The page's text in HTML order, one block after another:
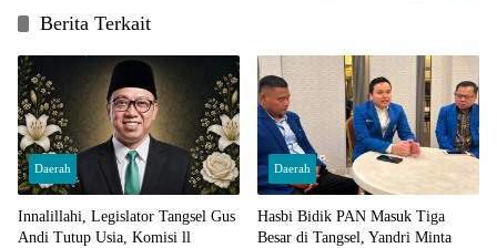
Berita Terkait
Daerah
Innalillahi, Legislator Tangsel Gus
Andi Tutup Usia, Komisi ll
Daerah
Hasbi Bidik PAN Masuk Tiga
Besar di Tangsel, Yandri Minta